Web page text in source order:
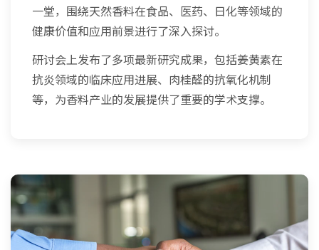
一堂，围绕天然香料在食品、医药、日化等领域的
健康价值和应用前景进行了深入探讨。
研讨会上发布了多项最新研究成果，包括姜黄素在
抗炎领域的临床应用进展、肉桂醛的抗氧化机制
等，为香料产业的发展提供了重要的学术支撑。